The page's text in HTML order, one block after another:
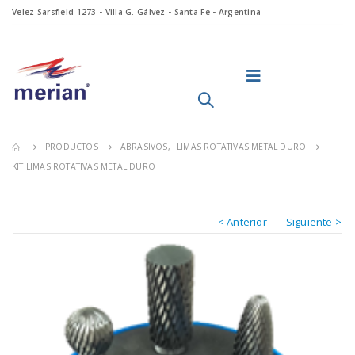
Velez Sarsfield 1273 - Villa G. Gálvez - Santa Fe - Argentina
PRODUCTOS ABRASIVOS,
LIMAS ROTATIVAS METAL DURO
KIT LIMAS ROTATIVAS METAL DURO
< Anterior Siguiente >
22
CATALOGO APAREJOS
062025
Click aquí para descargar el
catálogo completo:
CATALOGO APAREJOS
062025
read more
11